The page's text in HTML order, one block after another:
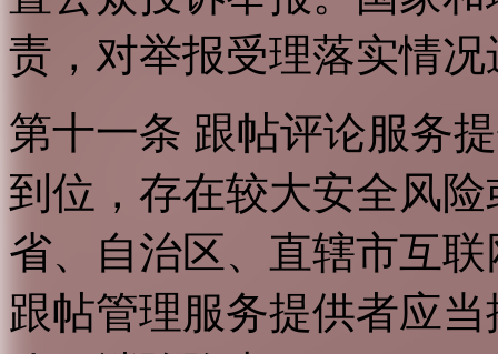
责，对举报受理落实情
第十一条 跟帖评论服务
到位，存在较大安全风
省、自治区、直辖市互
跟帖管理服务提供者应